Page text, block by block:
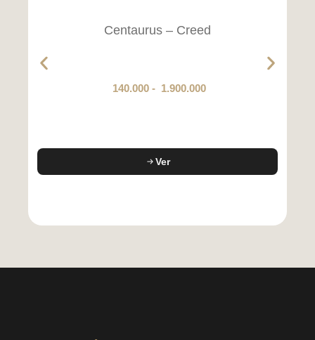
Centaurus – Creed
140.000 - 1.900.000
Ver